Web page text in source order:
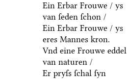
Ein Erbar Frouwe / ys
van ſeden ſchon /
Ein Erbar Frouwe / ys
eres Mannes kron.
Vnd eine Frouwe eddel
van naturen /
Er pryſs ſchal ſyn